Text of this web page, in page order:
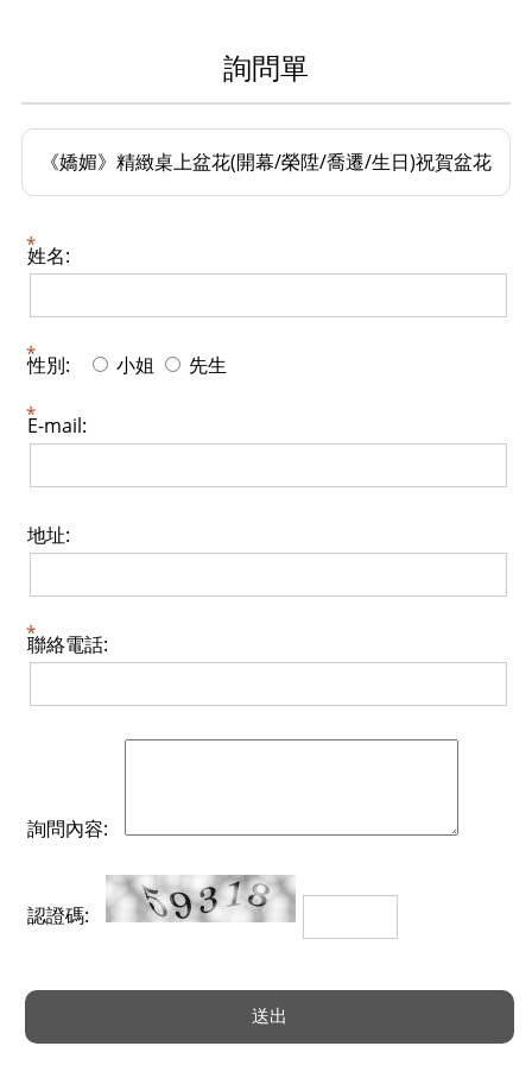
詢問單
《嬌媚》精緻桌上盆花(開幕/榮陞/喬遷/生日)祝賀盆花
姓名:
性別: 小姐 先生
E-mail:
地址:
聯絡電話:
詢問內容:
認證碼: